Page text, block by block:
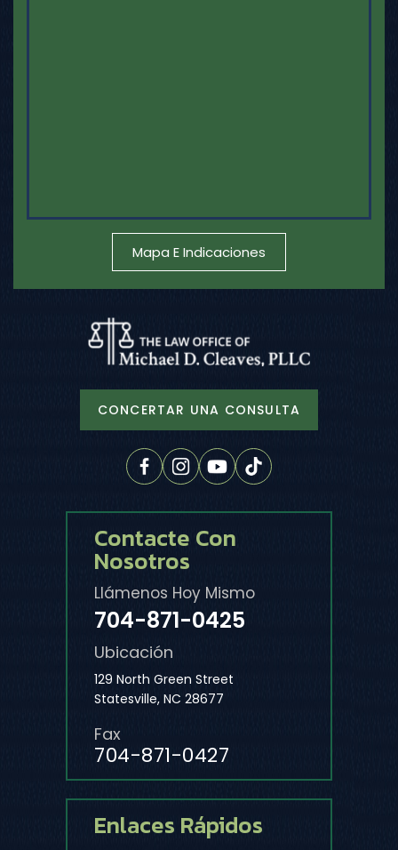
Mapa E Indicaciones
CONCERTAR UNA CONSULTA
Contacte Con
Nosotros
Llámenos Hoy Mismo
704-871-0425
Ubicación
129 North Green Street
Statesville, NC 28677
Fax
704-871-0427
Enlaces Rápidos